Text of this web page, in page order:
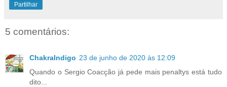
Partilhar
5 comentários:
ChakraIndigo 23 de junho de 2020 às 12:09
Quando o Sergio Coacção já pede mais penaltys está tudo
dito...